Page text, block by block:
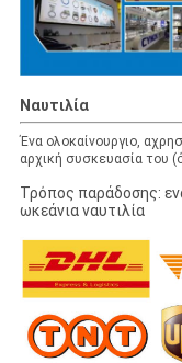
Ναυτιλία
Ένα ολοκαίνουργιο,
αρχική συσκευασία του
Τρόπος παράδοσης:
ωκεάνια ναυτιλία